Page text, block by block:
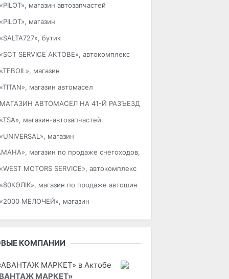
«PILOT», магазин автозапчастей
«PILOT», магазин
«SALTA727», бутик
«SCT SERVIСE AKTOBE», автокомплекс
«TEBOIL», магазин
«TITAN», магазин автомасел
МАГАЗИН АВТОМАСЕЛ НА 41-Й РАЗЪЕЗД
«TSA», магазин-автозапчастей
«UNIVERSAL», магазин
магазин по продаже снегоходов, квадроциклов и
«WEST MOTORS SERVICE», автокомплекс
«80КӨЛІК», магазин по продаже автошин
«2000 МЕЛОЧЕЙ», магазин
КОМПАНИИ
МАРКЕТ»